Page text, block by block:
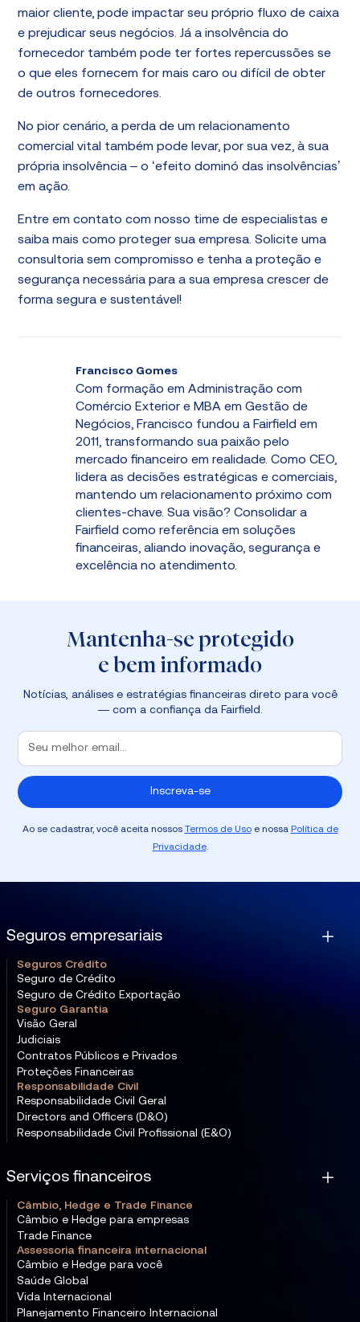
maior cliente, pode impactar seu próprio fluxo de caixa
e prejudicar seus negócios. Já a insolvência do
fornecedor também pode ter fortes repercussões se
o que eles fornecem for mais caro ou difícil de obter
de outros fornecedores.
No pior cenário, a perda de um relacionamento
comercial vital também pode levar, por sua vez, à sua
própria insolvência – o ‘efeito dominó das insolvências’
em ação.
Entre em contato com nosso time de especialistas e
saiba mais como proteger sua empresa. Solicite uma
consultoria sem compromisso e tenha a proteção e
segurança necessária para a sua empresa crescer de
forma segura e sustentável!
Francisco Gomes
Com formação em Administração com
Comércio Exterior e MBA em Gestão de
Negócios, Francisco fundou a Fairfield em
2011, transformando sua paixão pelo
mercado financeiro em realidade. Como CEO,
lidera as decisões estratégicas e comerciais,
mantendo um relacionamento próximo com
clientes-chave. Sua visão? Consolidar a
Fairfield como referência em soluções
financeiras, aliando inovação, segurança e
excelência no atendimento.
Mantenha-se protegido
e bem informado
Notícias, análises e estratégias financeiras direto para você
— com a confiança da Fairfield.
Ao se cadastrar, você aceita nossos Termos de Usoe nossa Política de
Privacidade.
Seguros empresariais
Seguros Crédito
Seguro de Crédito
Seguro de Crédito Exportação
Seguro Garantia
Visão Geral
Judiciais
Contratos Públicos e Privados
Proteções Financeiras
Responsabilidade Civil
Responsabilidade Civil Geral
Directors and Officers (D&O)
Responsabilidade Civil Profissional (E&O)
Serviços financeiros
Câmbio, Hedge e Trade Finance
Câmbio e Hedge para empresas
Trade Finance
Assessoria financeira internacional
Câmbio e Hedge para você
Saúde Global
Vida Internacional
Planejamento Financeiro Internacional